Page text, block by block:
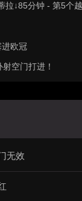
↓85分钟 - 第5个
欧冠
空门打进！
无效